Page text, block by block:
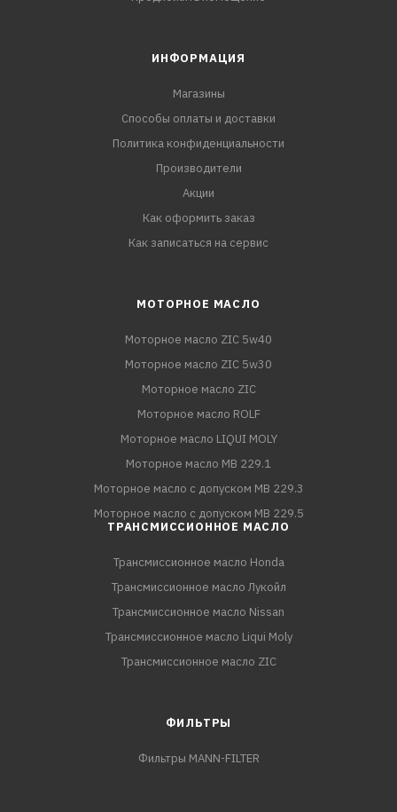
ИНФОРМАЦИЯ
Магазины
Способы оплаты и доставки
Политика конфиденциальности
Производители
Акции
Как оформить заказ
Как записаться на сервис
МОТОРНОЕ МАСЛО
Моторное масло ZIC 5w40
Моторное масло ZIC 5w30
Моторное масло ZIC
Моторное масло ROLF
Моторное масло LIQUI MOLY
Моторное масло MB 229.1
Моторное масло с допуском MB 229.3
Моторное масло с допуском MB 229.5
ТРАНСМИССИОННОЕ МАСЛО
Трансмиссионное масло Honda
Трансмиссионное масло Лукойл
Трансмиссионное масло Nissan
Трансмиссионное масло Liqui Moly
Трансмиссионное масло ZIC
ФИЛЬТРЫ
Фильтры MANN-FILTER